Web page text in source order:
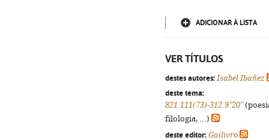
ADICIONAR À LISTA
VER TÍTULOS
destes autores: Isabel Ibañez
deste tema:
821.111(73)-312.9"20"
filologia, ...)
deste editor: Gailivro